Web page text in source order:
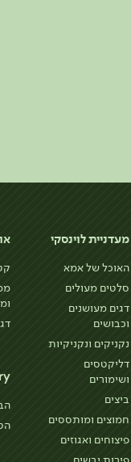
מעדניית לוינסקי
האוכל של אמא
סלטים מעולים
דגים מעושנים
וכבושים
נקניקים ונקניקיות
דליקטסים
ושימורים
ביצים
חמוצים ומותססים
פיצוחים ואגוזים